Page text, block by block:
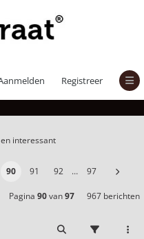
Registreer
het web
en interessant
90 91 92 … 97
Pagina 90van97 967 berichten